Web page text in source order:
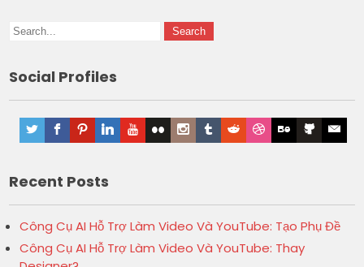
Social Profiles
Recent Posts
Công Cụ AI Hỗ Trợ Làm Video Và YouTube: Tạo Phụ Đề
Công Cụ AI Hỗ Trợ Làm Video Và YouTube: Thay